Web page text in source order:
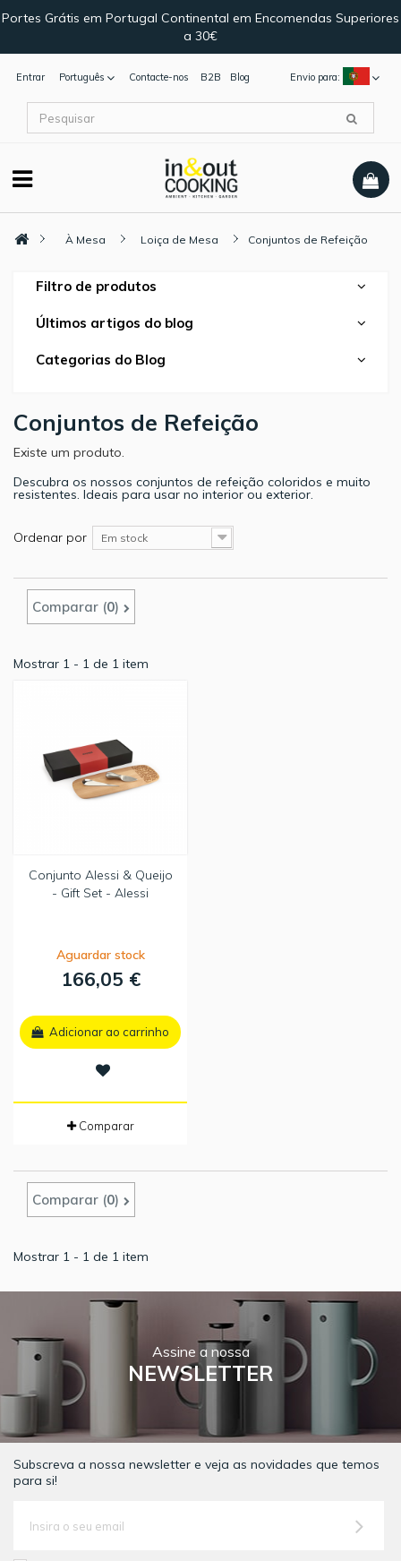
Portes Grátis em Portugal Continental em Encomendas Superiores
a 30€
Entrar Português Envio para:
Contacte-nos B2B Blog
À Mesa Loiça de Mesa Conjuntos de Refeição
Filtro de produtos
Últimos artigos do blog
Categorias do Blog
Conjuntos de Refeição
Existe um produto.
Descubra os nossos conjuntos de refeição coloridos e muito
resistentes. Ideais para usar no interior ou exterior.
Ordenar por Em stock
Comparar (0)
Mostrar 1 - 1 de 1 item
Conjunto Alessi & Queijo
- Gift Set - Alessi
Aguardar stock
166,05 €
Adicionar ao carrinho
Comparar
Comparar (0)
Mostrar 1 - 1 de 1 item
Assine a nossa
NEWSLETTER
Subscreva a nossa newsletter e veja as novidades que temos
para si!